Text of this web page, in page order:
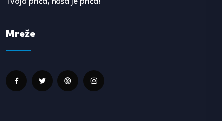
Tvoja priča, naša je priča!
Mreže